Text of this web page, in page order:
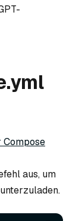
Compose
aus, um